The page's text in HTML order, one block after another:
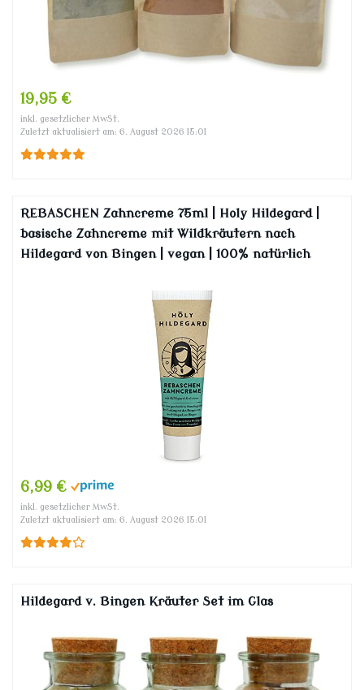
19,95 €
inkl. gesetzlicher MwSt.
Zuletzt aktualisiert am: 6. August 2026 15:01
REBASCHEN Zahncreme 75ml | Holy Hildegard |
basische Zahncreme mit Wildkräutern nach
Hildegard von Bingen | vegan | 100% natürlich
6,99 €
inkl. gesetzlicher MwSt.
Zuletzt aktualisiert am: 6. August 2026 15:01
Hildegard v. Bingen Kräuter Set im Glas